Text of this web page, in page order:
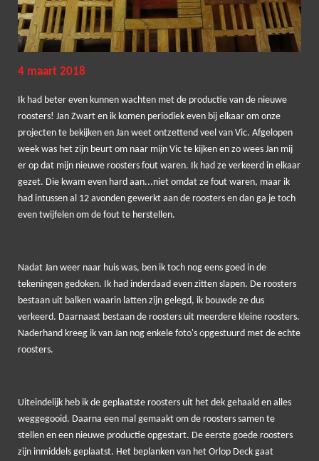
4 maart 2018
Ik had beter even kunnen wachten met de productie van de nieuwe
roosters! Jan Zwart en ik komen periodiek even bij elkaar om onze
projecten te bekijken en Jan weet ontzettend veel van Vic. Afgelopen
week was het zijn beurt om naar mijn Vic te kijken en zo wees Jan mij
er op dat mijn nieuwe roosters fout waren. Ik had ze verkeerd in elkaar
gezet. Die kwam even hard aan...niet omdat ze fout waren, maar ik
had intussen al 12 avonden gewerkt aan de roosters en dan ga je toch
even twijfelen om de fout te herstellen.
Nadat Jan weer naar huis was, ben ik toch nog eens goed in de
tekeningen gedoken. Ik had inderdaad even zitten slapen. De roosters
bestaan uit balken waarin latten zijn gelegd, ik bouwde ze dus
verkeerd. Daarnaast bestaan de roosters uit meerdere kleine roosters.
Naderhand kreeg ik van Jan nog enkele foto's opgestuurd met de echte
roosters.
Uiteindelijk heb ik de geplaatste roosters uit het dek gehaald en alles
weggegooid. Daarna een mal gemaakt om de roosters samen te
stellen en een nieuwe productie opgestart. De eerste goede roosters
zijn inmiddels geplaatst. Het beplanken van het Orlop Deck gaat